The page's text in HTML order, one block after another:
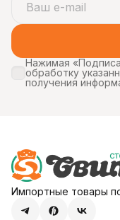
Нажимая
обработку
получения
Импортные товары